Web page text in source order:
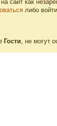
сайт как
либо
Гости, не могут